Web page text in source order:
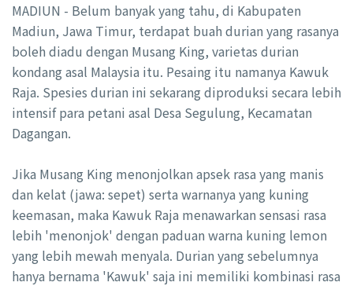
MADIUN - Belum banyak yang tahu, di Kabupaten
Madiun, Jawa Timur, terdapat buah durian yang rasanya
boleh diadu dengan Musang King, varietas durian
kondang asal Malaysia itu. Pesaing itu namanya Kawuk
Raja. Spesies durian ini sekarang diproduksi secara lebih
intensif para petani asal Desa Segulung, Kecamatan
Dagangan.
Jika Musang King menonjolkan apsek rasa yang manis
dan kelat (jawa: sepet) serta warnanya yang kuning
keemasan, maka Kawuk Raja menawarkan sensasi rasa
lebih 'menonjok' dengan paduan warna kuning lemon
yang lebih mewah menyala. Durian yang sebelumnya
hanya bernama 'Kawuk' saja ini memiliki kombinasi rasa